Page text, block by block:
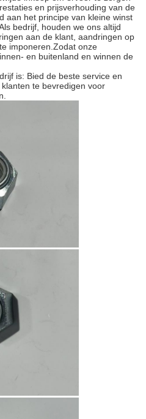
en prijsverhouding van de
aan het principe van kleine winst
bedrijf, houden we ons altijd
aan de klant, aandringen op
imponeren.Zodat onze
en buitenland en winnen de
is: Bied de beste service en
te bevredigen voor